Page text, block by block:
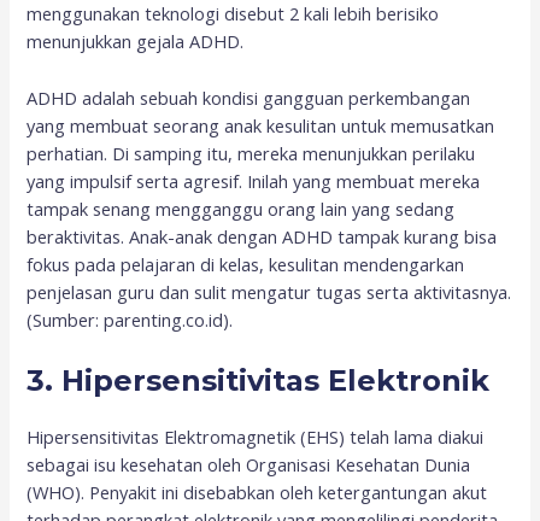
menggunakan teknologi disebut 2 kali lebih berisiko
menunjukkan gejala ADHD.
ADHD adalah sebuah kondisi gangguan perkembangan
yang membuat seorang anak kesulitan untuk memusatkan
perhatian. Di samping itu, mereka menunjukkan perilaku
yang impulsif serta agresif. Inilah yang membuat mereka
tampak senang mengganggu orang lain yang sedang
beraktivitas. Anak-anak dengan ADHD tampak kurang bisa
fokus pada pelajaran di kelas, kesulitan mendengarkan
penjelasan guru dan sulit mengatur tugas serta aktivitasnya.
(Sumber: parenting.co.id).
3. Hipersensitivitas Elektronik
Hipersensitivitas Elektromagnetik (EHS) telah lama diakui
sebagai isu kesehatan oleh Organisasi Kesehatan Dunia
(WHO). Penyakit ini disebabkan oleh ketergantungan akut